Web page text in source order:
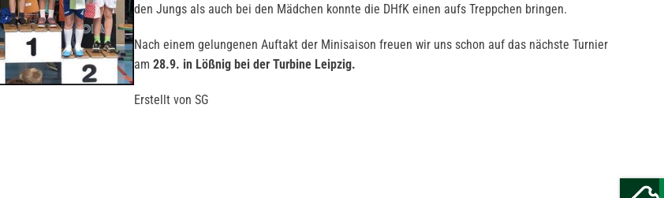
den Jungs als auch bei den Mädchen konnte die DHfK einen aufs Treppchen bringen.
Nach einem gelungenen Auftakt der Minisaison freuen wir uns schon auf das nächste Turnier
am 28.9. in Lößnig bei der Turbine Leipzig.
Erstellt von SG